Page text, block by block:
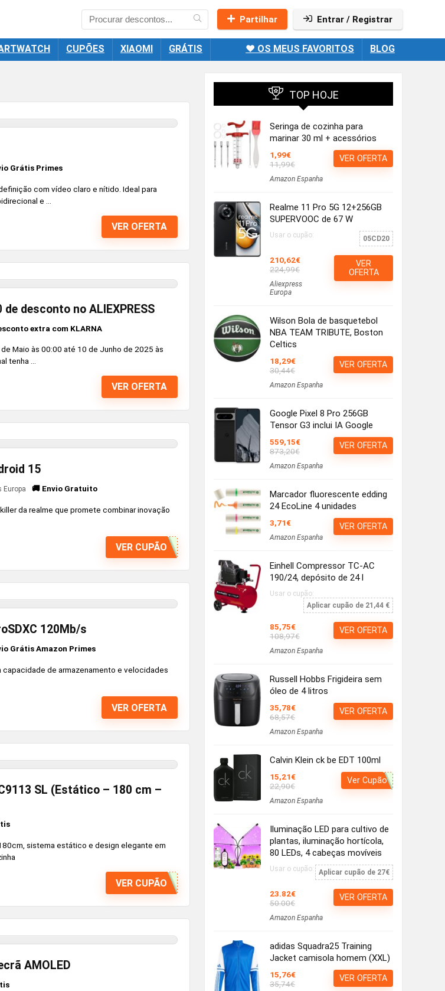
Partilhar Entrar / Registrar
CUPÕES XIAOMI GRÁTIS ❤️ OS MEUS FAVORITOS BLOG
Grátis Primes
com vídeo claro e nítido. Ideal para
e ...
VER OFERTA
desconto no ALIEXPRESS
extra com KLARNA
Maio às 00:00 até 10 de Junho de 2025 às
tenha ...
VER OFERTA
15
Europa 🚚 Envio Gratuito
da realme que promete combinar inovação
VER CUPÃO
120Mb/s
Grátis Amazon Primes
capacidade de armazenamento e velocidades
VER OFERTA
SL (Estático – 180 cm –
sistema estático e design elegante em
VER CUPÃO
AMOLED
TOP HOJE
Seringa de cozinha para
marinar 30 ml + acessórios
1,99€
11,99€
Amazon Espanha
VER OFERTA
Realme 11 Pro 5G 12+256GB
SUPERVOOC de 67 W
Usar o cupão: 05CD20
210,62€
224,99€
Aliexpress
Europa
VER
OFERTA
Wilson Bola de basquetebol
NBA TEAM TRIBUTE, Boston
Celtics
18,29€
30,44€
Amazon Espanha
VER OFERTA
Google Pixel 8 Pro 256GB
Tensor G3 inclui IA Google
559,15€
873,20€
Amazon Espanha
VER OFERTA
Marcador fluorescente edding
24 EcoLine 4 unidades
3,71€
Amazon Espanha
VER OFERTA
Einhell Compressor TC-AC
190/24, depósito de 24 l
Usar o cupão:
Aplicar cupão de 21,44 €
85,75€
108,97€
Amazon Espanha
VER OFERTA
Russell Hobbs Frigideira sem
óleo de 4 litros
35,78€
68,57€
Amazon Espanha
VER OFERTA
Calvin Klein ck be EDT 100ml
15,21€
22,90€
Amazon Espanha
Ver Cupão
Iluminação LED para cultivo de
plantas, iluminação hortícola,
80 LEDs, 4 cabeças movíveis
Usar o cupão: Aplicar cupão de 27€
23.82€
50.00€
Amazon Espanha
VER OFERTA
adidas Squadra25 Training
Jacket camisola homem (XXL)
15,76€
35,74€
VER OFERTA